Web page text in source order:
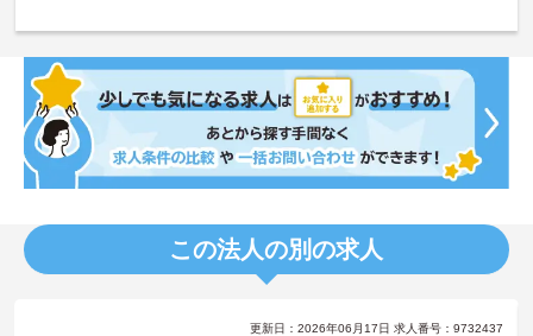
この法人の別の求人
更新日：2026年06月17日 求人番号：9732437